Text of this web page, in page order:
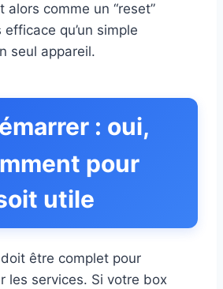
alors comme un “reset”
qu’un simple
seul appareil.
: oui,
pour
utile
être complet pour
les services. Si votre box